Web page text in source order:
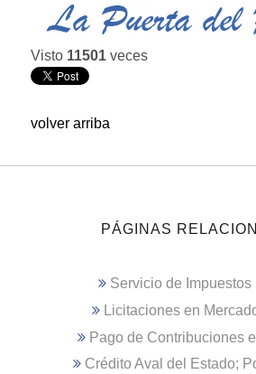
Visto 11501 veces
volver arriba
PÁGINAS
Servicio de Impuestos
Licitaciones en
Pago de Contribuciones
Crédito Aval del Estado;